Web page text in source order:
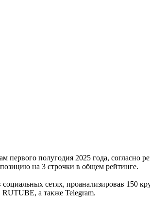
полугодия 2025 года, согласно
на 3 строчки в общем рейтинге.
сетях, проанализировав 150
а также Telegram.